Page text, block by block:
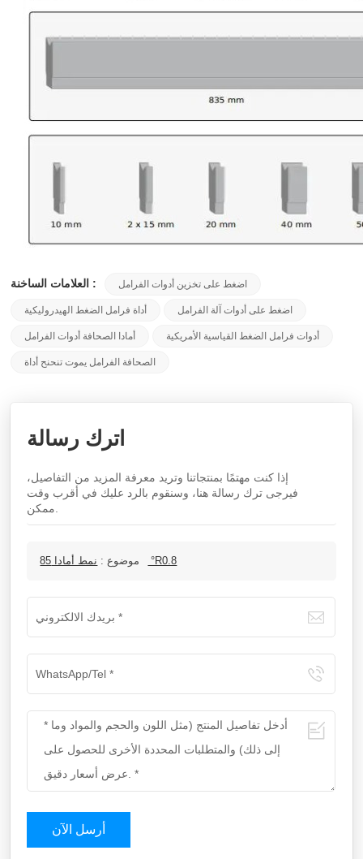
العلامات الساخنة : اضغط على تخزين أدوات الفرامل
أداة فرامل الضغط الهيدروليكية اضغط على أدوات آلة الفرامل
أمادا الصحافة أدوات الفرامل أدوات فرامل الضغط القياسية الأمريكية
الصحافة الفرامل يموت تنحنح أداة
اترك رسالة
إذا كنت مهتمًا بمنتجاتنا وتريد معرفة المزيد من التفاصيل،
فيرجى ترك رسالة هنا، وسنقوم بالرد عليك في أقرب وقت
موضوع : نمط أمادا 85 °R0.8
أرسل الآن